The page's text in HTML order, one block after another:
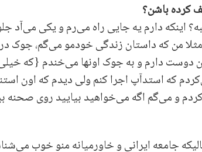
کرده باشن؟
اینکه دارم یه جایی راه می‌رم و یکی می‌آد
من که داستان زندگی خودمو می‌گم، جوک
دوست دارم و به جوک اونها می‌خندم {که
که استدآپ اجرا کنم ولی دیدم که اون
و می‌گم اگه می‌خواهید بیایید روی صحنه
جامعه ایرانی و خاورمیانه منو خوب